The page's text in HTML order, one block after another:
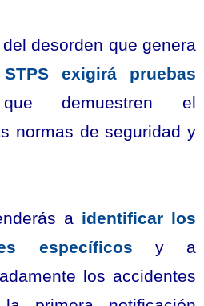
desorden que genera
exigirá pruebas
demuestren el
normas de seguridad y
a identificar los
específicos y a
los accidentes